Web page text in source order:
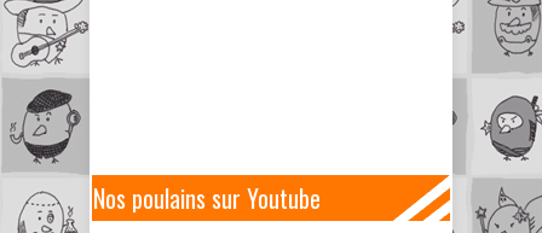
Nos poulains sur Youtube